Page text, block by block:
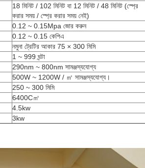
18 মিনিট / 102 মিনিট বা 12 মিনিট / 48 মিনিট (স্প্রে
করার সময় / স্প্রে করার সময় নেই)
0.12 ~ 0.15Mpa জোর করুন
0.12 ~ 0.15 কেপিএ
নমুনা ট্রেটির আকার 75 × 300 মিমি
1 ~ 999 ঘন্টা
290nm ~ 800nm ​​সামঞ্জস্যযোগ্য
500W ~ 1200W / ㎡ সামঞ্জস্যযোগ্য।
250 ~ 300 মিমি
6400C㎡
4.5kw
3kw